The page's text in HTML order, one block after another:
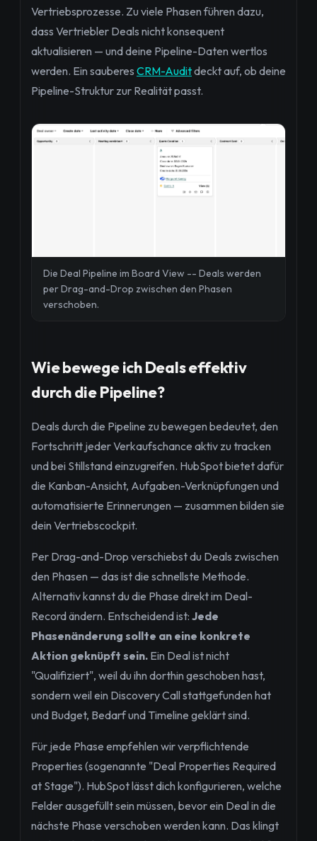
Vertriebsprozesse. Zu viele Phasen führen dazu,
dass Vertriebler Deals nicht konsequent
aktualisieren — und deine Pipeline-Daten wertlos
werden. Ein sauberes CRM-Auditdeckt auf, ob deine
Pipeline-Struktur zur Realität passt.
Die Deal Pipeline im Board View -- Deals werden
per Drag-and-Drop zwischen den Phasen
verschoben.
Wie bewege ich Deals effektiv
durch die Pipeline?
Deals durch die Pipeline zu bewegen bedeutet, den
Fortschritt jeder Verkaufschance aktiv zu tracken
und bei Stillstand einzugreifen. HubSpot bietet dafür
die Kanban-Ansicht, Aufgaben-Verknüpfungen und
automatisierte Erinnerungen — zusammen bilden sie
dein Vertriebscockpit.
Per Drag-and-Drop verschiebst du Deals zwischen
den Phasen — das ist die schnellste Methode.
Alternativ kannst du die Phase direkt im Deal-
Record ändern. Entscheidend ist: Jede
Phasenänderung sollte an eine konkrete
Aktion geknüpft sein. Ein Deal ist nicht
"Qualifiziert", weil du ihn dorthin geschoben hast,
sondern weil ein Discovery Call stattgefunden hat
und Budget, Bedarf und Timeline geklärt sind.
Für jede Phase empfehlen wir verpflichtende
Properties (sogenannte "Deal Properties Required
at Stage"). HubSpot lässt dich konfigurieren, welche
Felder ausgefüllt sein müssen, bevor ein Deal in die
nächste Phase verschoben werden kann. Das klingt